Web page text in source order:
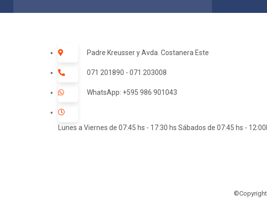
Padre Kreusser y Avda. Costanera Este
071 201890 - 071 203008
WhatsApp: +595 986 901043
Lunes a Viernes de 07:45 hs - 17:30 hs Sábados de 07:45 hs -
©Copyright